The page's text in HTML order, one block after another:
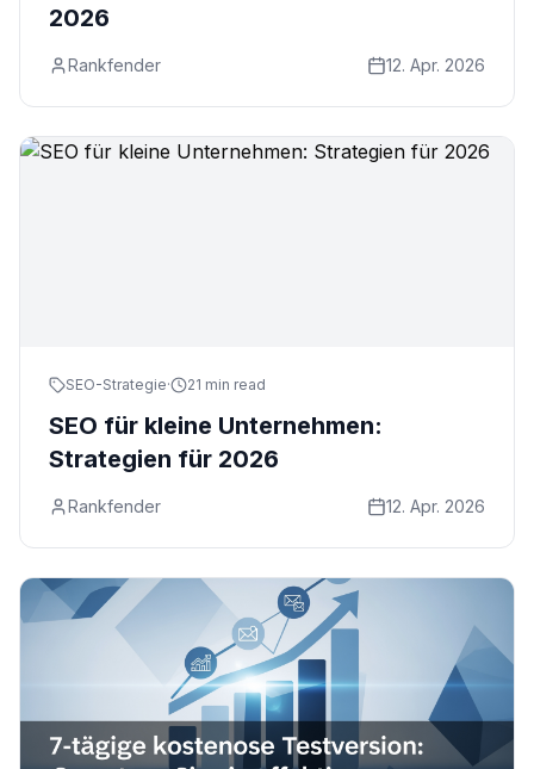
2026
Rankfender 12. Apr. 2026
SEO-Strategie· 21 min read
SEO für kleine Unternehmen:
Strategien für 2026
Rankfender 12. Apr. 2026